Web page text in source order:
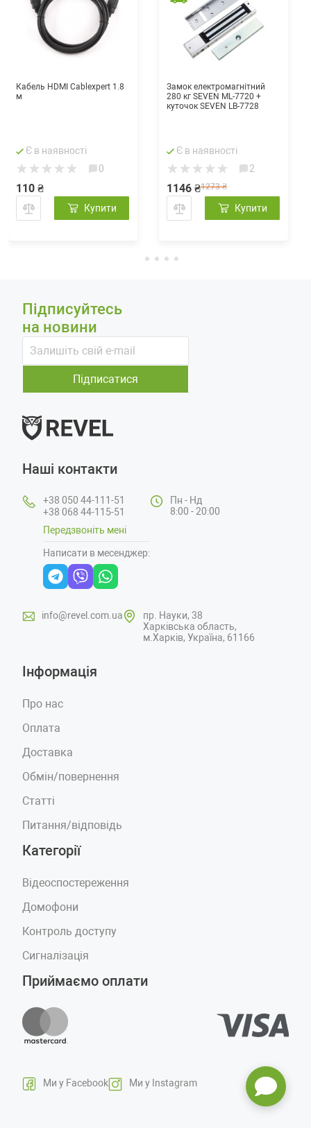
Кабель HDMI Cablexpert 1.8
м
Є в наявності
0
110 ₴
Купити
Замок електромагнітний
280 кг SEVEN ML-7720 +
куточок SEVEN LB-7728
Є в наявності
2
1273 ₴
1146 ₴
Купити
Підписуйтесь
на новини
Підписатися
Приймаємо оплати
Ми у Facebook Ми у Instagram
Категорії
Відеоспостереження
Домофони
Контроль доступу
Сигналізація
Інформація
Про нас
Оплата
Доставка
Обмін/повернення
Статті
Питання/відповідь
Наші контакти
+38 050 44-111-51
+38 068 44-115-51
Передзвоніть мені
Написати в месенджер:
Пн - Нд
8:00 - 20:00
info@revel.com.ua
пр. Науки, 38
Харківська область,
м.Харків, Україна, 61166